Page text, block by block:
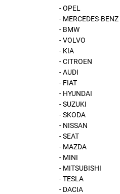
- OPEL
- MERCEDES-BENZ
- BMW
- VOLVO
- KIA
- CITROEN
- AUDI
- FIAT
- HYUNDAI
- SUZUKI
- SKODA
- NISSAN
- SEAT
- MAZDA
- MINI
- MITSUBISHI
- TESLA
- DACIA